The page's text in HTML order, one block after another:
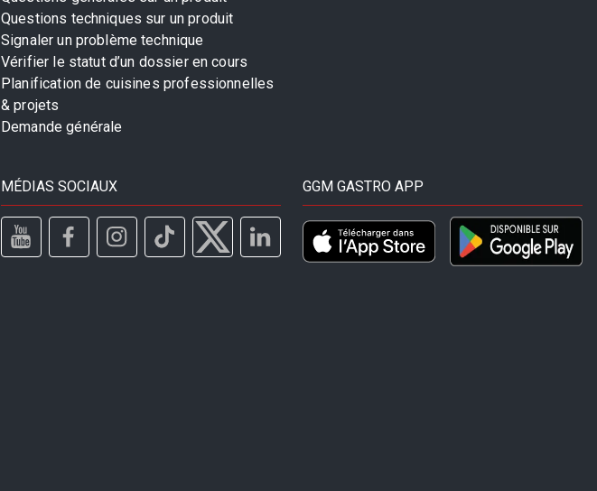
Questions techniques sur un produit
Signaler un problème technique
Vérifier le statut d’un dossier en cours
Planification de cuisines professionnelles
& projets
Demande générale
MÉDIAS SOCIAUX GGM GASTRO APP